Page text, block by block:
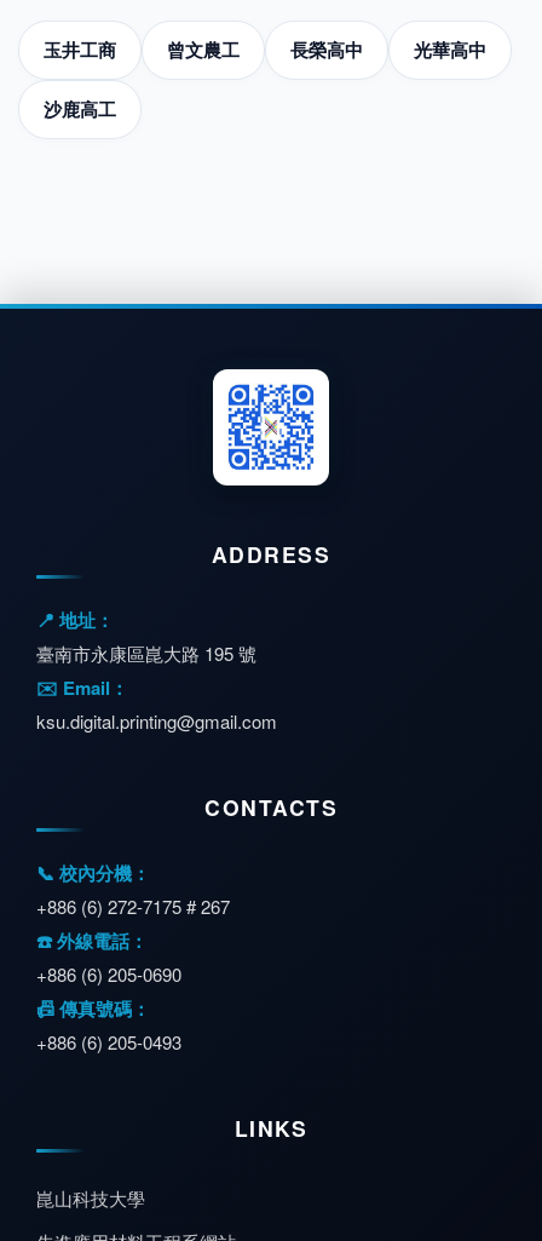
玉井工商 曾文農工 長榮高中 光華高中
沙鹿高工
ADDRESS
📍 地址：
臺南市永康區崑大路 195 號
✉️ Email：
ksu.digital.printing@gmail.com
CONTACTS
📞 校內分機：
+886 (6) 272-7175 # 267
☎️ 外線電話：
+886 (6) 205-0690
📠 傳真號碼：
+886 (6) 205-0493
LINKS
崑山科技大學